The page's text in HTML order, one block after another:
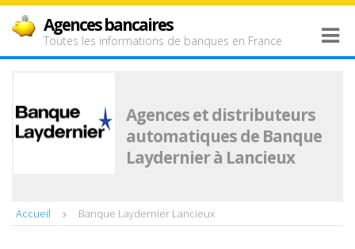
Agences bancaires
Toutes les informations de banques en France
Agences et distributeurs
automatiques de Banque
Laydernier à Lancieux
Accueil Banque Laydernier Lancieux